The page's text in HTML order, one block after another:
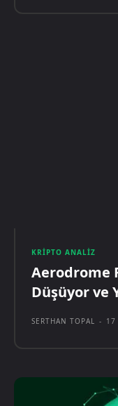
KRIPTO ANALIZ
Aerodrome
Düşüyor ve
SERTHAN TOPAL - 17